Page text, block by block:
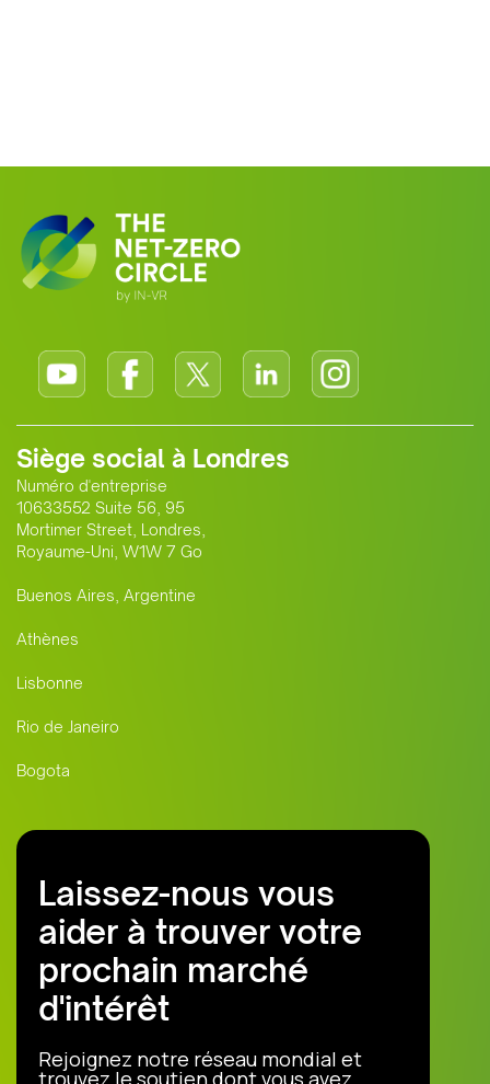
Siège social à Londres
Numéro d'entreprise
10633552 Suite 56, 95
Mortimer Street, Londres,
Royaume-Uni, W1W 7 Go
Buenos Aires, Argentine
Athènes
Lisbonne
Rio de Janeiro
Bogota
Laissez-nous vous
aider à trouver votre
prochain marché
d'intérêt
Rejoignez notre réseau mondial et